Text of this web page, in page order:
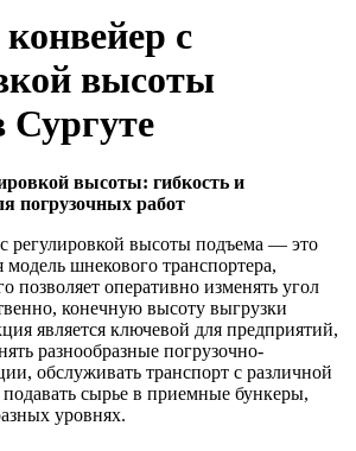
с
высоты
Сургуте
высоты: гибкость и
погрузочных работ
регулировкой высоты подъема — это
модель шнекового транспортера,
позволяет оперативно изменять угол
конечную высоту выгрузки
является ключевой для предприятий,
разнообразные погрузочно-
обслуживать транспорт с различной
сырье в приемные бункеры,
уровнях.